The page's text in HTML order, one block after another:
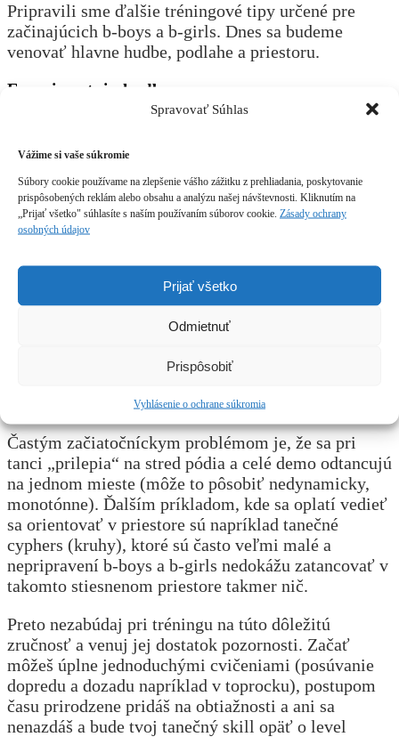
Spravovať Súhlas
Vážime si vaše súkromie
Súbory cookie používame na zlepšenie vášho zážitku z prehliadania, poskytovanie
prispôsobených reklám alebo obsahu a analýzu našej návštevnosti. Kliknutím na
„Prijať všetko" súhlasíte s naším používaním súborov cookie. Zásady ochrany
osobných údajov
Prijať všetko
Odmietnuť
Prispôsobiť
Vyhlásenie o ochrane súkromia
Pripravili sme ďalšie tréningové tipy určené pre
začinajúcich b-boys a b-girls. Dnes sa budeme
venovať hlavne hudbe, podlahe a priestoru.
Experimentuj s hudbou
iba na
break beat
zlepší tvoje tanečné skills. Music is the key!
Trénuj na rôznych povrchoch
Každý skúsený b-boy a b-girl vie, že podlahy na
vystúpeniach a break battles nie su vždy dokonalé.
Preto sa nerozmaznávaj kvalitnou podlahou a radšej
ju pravidelne obmieňaj a trénuj na rôznych
na cvičisku, ľahko na javisku.
Pracuj na priestorovej zručnosti
Častým začiatočníckym problémom je, že sa pri
tanci „prilepia“ na stred pódia a celé demo odtancujú
na jednom mieste (môže to pôsobiť nedynamicky,
monotónne). Ďalším príkladom, kde sa oplatí vedieť
sa orientovať v priestore sú napríklad tanečné
cyphers (kruhy), ktoré sú často veľmi malé a
nepripravení b-boys a b-girls nedokážu zatancovať v
takomto stiesnenom priestore takmer nič.
Preto nezabúdaj pri tréningu na túto dôležitú
zručnosť a venuj jej dostatok pozornosti. Začať
môžeš úplne jednoduchými cvičeniami (posúvanie
dopredu a dozadu napríklad v toprocku), postupom
času prirodzene pridáš na obtiažnosti a ani sa
nenazdáš a bude tvoj tanečný skill opäť o level